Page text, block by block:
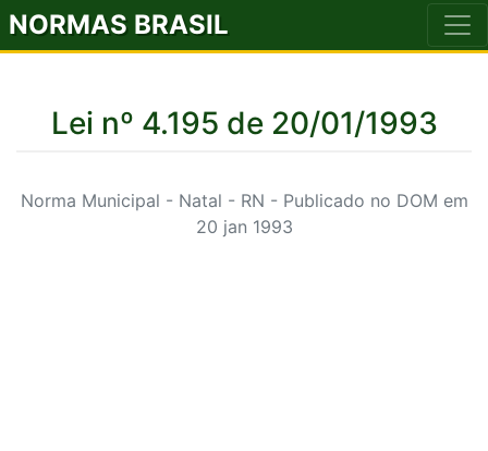
NORMAS BRASIL
Lei nº 4.195 de 20/01/1993
Norma Municipal - Natal - RN - Publicado no DOM em
20 jan 1993